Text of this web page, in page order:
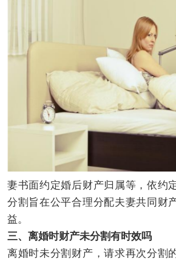
妻书面约定婚后财产归属等，依约
分割旨在公平合理分配夫妻共同财
益。
三、离婚时财产未分割有时效吗
离婚时未分割财产，请求再次分割